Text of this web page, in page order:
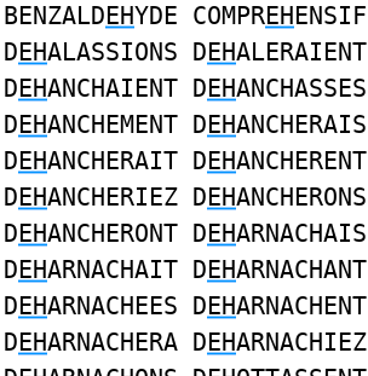
BENZALDEHYDE COMPREHENSIF
DEHALASSIONS DEHALERAIENT
DEHANCHAIENT DEHANCHASSES
DEHANCHEMENT DEHANCHERAIS
DEHANCHERAIT DEHANCHERENT
DEHANCHERIEZ DEHANCHERONS
DEHANCHERONT DEHARNACHAIS
DEHARNACHAIT DEHARNACHANT
DEHARNACHEES DEHARNACHENT
DEHARNACHERA DEHARNACHIEZ